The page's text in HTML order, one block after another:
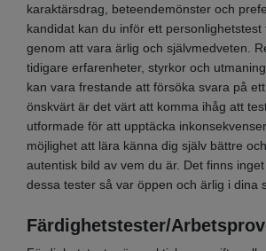
karaktärsdrag, beteendemönster och
kandidat kan du inför ett personlighetstest
genom att vara ärlig och självmedveten.
tidigare erfarenheter, styrkor och
kan vara frestande att försöka svara på
önskvärt är det värt att komma ihåg att
utformade för att upptäcka
möjlighet att lära känna dig själv bättre
autentisk bild av vem du är. Det finns
dessa tester så var öppen och ärlig i dina
Färdighetstester/